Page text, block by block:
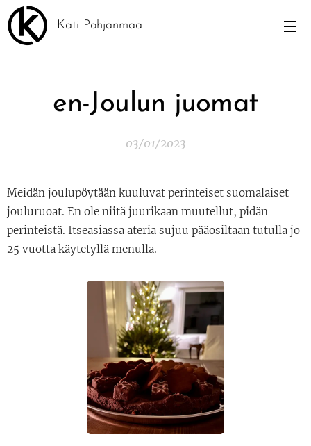
Kati Pohjanmaa
en-Joulun juomat
03/01/2023
Meidän joulupöytään kuuluvat perinteiset suomalaiset
jouluruoat. En ole niitä juurikaan muutellut, pidän
perinteistä. Itseasiassa ateria sujuu pääosiltaan tutulla jo
25 vuotta käytetyllä menulla.